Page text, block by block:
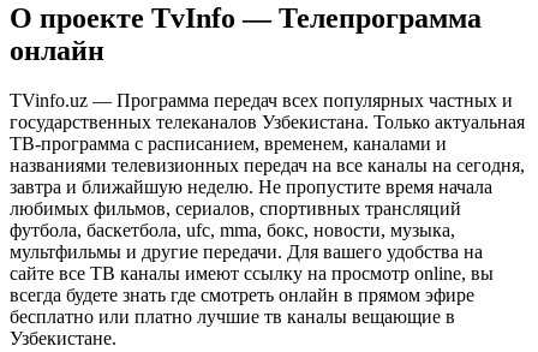
О проекте TvInfo — Телепрограмма
онлайн
TVinfo.uz — Программа передач всех популярных частных и
государственных телеканалов Узбекистана. Только актуальная
ТВ-программа с расписанием, временем, каналами и
названиями телевизионных передач на все каналы на сегодня,
завтра и ближайшую неделю. Не пропустите время начала
любимых фильмов, сериалов, спортивных трансляций
футбола, баскетбола, ufc, mma, бокс, новости, музыка,
мультфильмы и другие передачи. Для вашего удобства на
сайте все ТВ каналы имеют ссылку на просмотр online, вы
всегда будете знать где смотреть онлайн в прямом эфире
бесплатно или платно лучшие тв каналы вещающие в
Узбекистане.